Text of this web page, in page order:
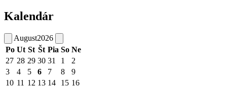
Kalendár
August2026
Po Ut St Št Pia So Ne
27 28 29 30 31 1
2
3
4 5 6 7 8
9
10 11 12 13 14 15 16